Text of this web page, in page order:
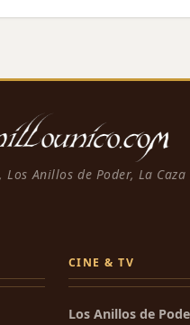
Anillos de Poder, La
CINE & TV
Los Anillos de